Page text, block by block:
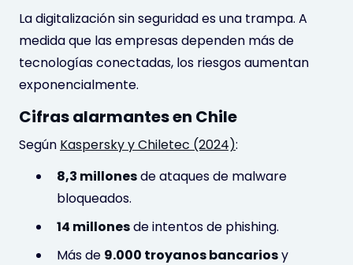
La digitalización sin seguridad es una trampa. A
medida que las empresas dependen más de
tecnologías conectadas, los riesgos aumentan
exponencialmente.
Cifras alarmantes en Chile
Según Kaspersky y Chiletec (2024):
8,3 millonesde ataques de malware
bloqueados.
14 millonesde intentos de phishing.
Más de 9.000 troyanos bancariosy